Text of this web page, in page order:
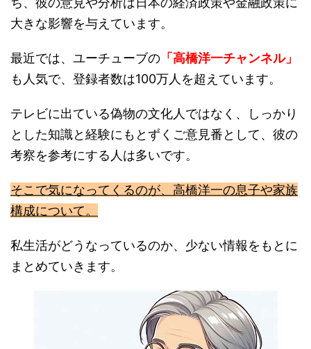
大きな影響を与えています。
最近では、ユーチューブの 「高橋洋一チャンネル」
も人気で、登録者数は100万人を超えています。
テレビに出ている偽物の文化人ではなく、しっかり
とした知識と経験にもとずくご意見番として、彼の
考察を参考にする人は多いです。
そこで気になってくるのが、高橋洋一の息子や家族
構成について。
私生活がどうなっているのか、少ない情報をもとに
まとめていきます。